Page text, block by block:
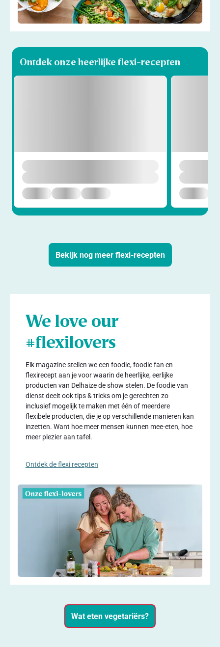
Ontdek onze heerlijke flexi-recepten
Bekijk nog meer flexi-recepten
We love our
#flexilovers
Elk magazine stellen we een foodie, foodie fan en
flexirecept aan je voor waarin de heerlijke, eerlijke
producten van Delhaize de show stelen. De foodie van
dienst deelt ook tips & tricks om je gerechten zo
inclusief mogelijk te maken met één of meerdere
flexibele producten, die je op verschillende manieren kan
inzetten. Want hoe meer mensen kunnen mee-eten, hoe
meer plezier aan tafel.
Ontdek de flexi recepten
Wat eten vegetariërs?